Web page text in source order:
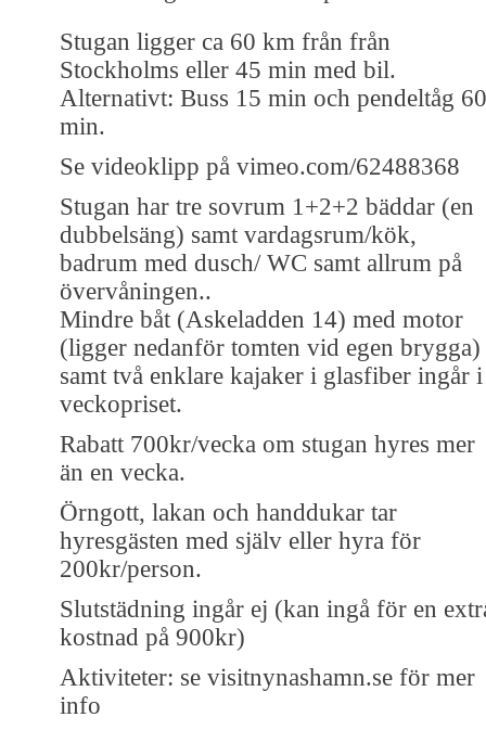
Stugan ligger ca 60 km från från
Stockholms eller 45 min med bil.
Alternativt: Buss 15 min och pendeltåg 60
min.
Se videoklipp på vimeo.com/62488368
Stugan har tre sovrum 1+2+2 bäddar (en
dubbelsäng) samt vardagsrum/kök,
badrum med dusch/ WC samt allrum på
övervåningen..
Mindre båt (Askeladden 14) med motor
(ligger nedanför tomten vid egen brygga)
samt två enklare kajaker i glasfiber ingår i
veckopriset.
Rabatt 700kr/vecka om stugan hyres mer
än en vecka.
Örngott, lakan och handdukar tar
hyresgästen med själv eller hyra för
200kr/person.
Slutstädning ingår ej (kan ingå för en
kostnad på 900kr)
Aktiviteter: se visitnynashamn.se för mer
info